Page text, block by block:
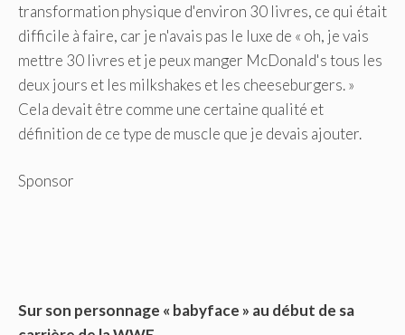
transformation physique d'environ 30 livres, ce qui était
difficile à faire, car je n'avais pas le luxe de « oh, je vais
mettre 30 livres et je peux manger McDonald's tous les
deux jours et les milkshakes et les cheeseburgers. »
Cela devait être comme une certaine qualité et
définition de ce type de muscle que je devais ajouter.
Sponsor
Sur son personnage « babyface » au début de sa